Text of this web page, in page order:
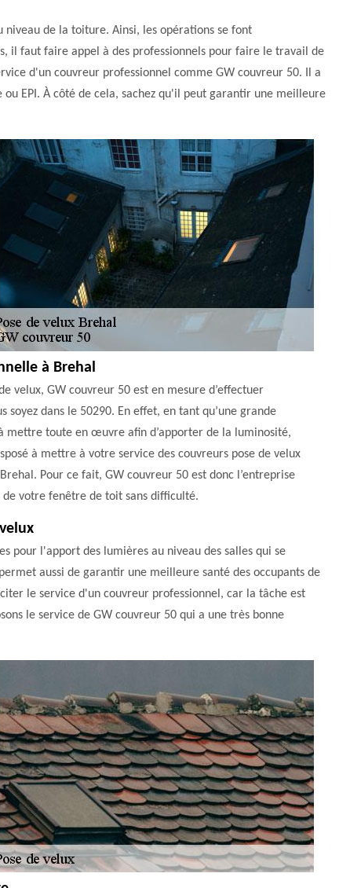
niveau de la toiture. Ainsi, les opérations se font
il faut faire appel à des professionnels pour faire le travail de
d'un couvreur professionnel comme GW couvreur 50. Il a
EPI. À côté de cela, sachez qu'il peut garantir une meilleure
à Brehal
velux, GW couvreur 50 est en mesure d’effectuer
dans le 50290. En effet, en tant qu’une grande
mettre toute en œuvre afin d’apporter de la luminosité,
à mettre à votre service des couvreurs pose de velux
Pour ce fait, GW couvreur 50 est donc l’entreprise
votre fenêtre de toit sans difficulté.
pour l'apport des lumières au niveau des salles qui se
aussi de garantir une meilleure santé des occupants de
le service d'un couvreur professionnel, car la tâche est
le service de GW couvreur 50 qui a une très bonne